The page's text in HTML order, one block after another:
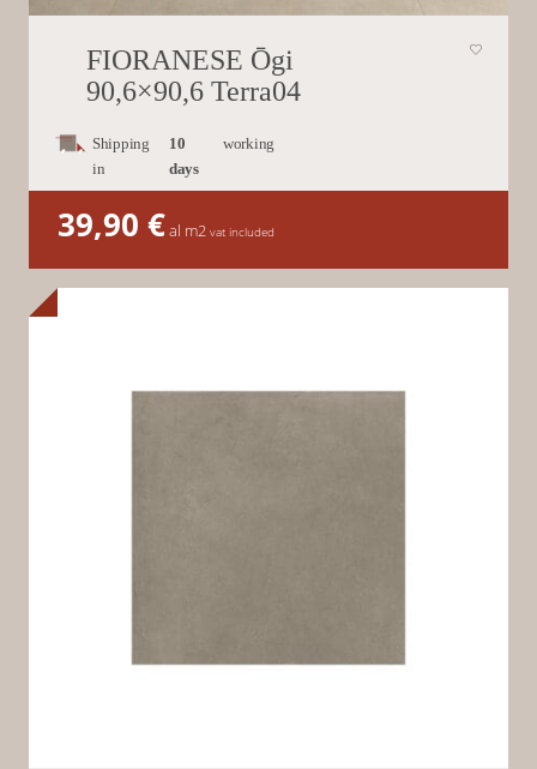
FIORANESE Ōgi
90,6×90,6 Terra04
Shipping
in
10
days
working
39,90 €al m2 vat included